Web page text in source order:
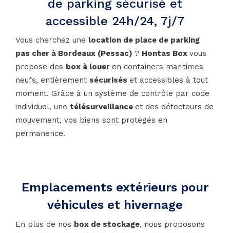
de parking sécurisé et
accessible 24h/24, 7j/7
Vous cherchez une location de place de parking
pas cher à Bordeaux (Pessac) ? Hontas Box vous
propose des box à louer en containers maritimes
neufs, entièrement sécurisés et accessibles à tout
moment. Grâce à un système de contrôle par code
individuel, une télésurveillance et des détecteurs de
mouvement, vos biens sont protégés en
permanence.
Emplacements extérieurs pour
véhicules et hivernage
En plus de nos box de stockage, nous proposons